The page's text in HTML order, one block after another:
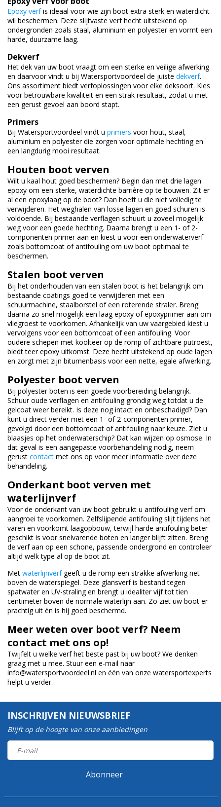
Epoxy verfis ideaal voor wie zijn boot extra sterk en waterdicht
wil beschermen. Deze slijtvaste verf hecht uitstekend op
ondergronden zoals staal, aluminium en polyester en vormt een
harde, duurzame laag.
Dekverf
Het dek van uw boot vraagt om een sterke en veilige afwerking
en daarvoor vindt u bij Watersportvoordeel de juiste dekverf.
Ons assortiment biedt verfoplossingen voor elke deksoort. Kies
voor betrouwbare kwaliteit en een strak resultaat, zodat u met
een gerust gevoel aan boord stapt.
Primers
Bij Watersportvoordeel vindt u primers voor hout, staal,
aluminium en polyester die zorgen voor optimale hechting en
een langdurig mooi resultaat.
Houten boot verven
Wilt u kaal hout goed beschermen? Begin dan met drie lagen
epoxy om een sterke, waterdichte barrière op te bouwen. Zit er
al een epoxylaag op de boot? Dan hoeft u die niet volledig te
verwijderen. Het weghalen van losse lagen en goed schuren is
voldoende. Bij bestaande verflagen schuurt u zoveel mogelijk
weg voor een goede hechting. Daarna brengt u een 1- of 2-
componenten primer aan en kiest u voor een onderwaterverf
zoals bottomcoat of antifouling om uw boot optimaal te
beschermen.
Stalen boot verven
Bij het onderhouden van een stalen boot is het belangrijk om
bestaande coatings goed te verwijderen met een
schuurmachine, staalborstel of een roterende straler. Breng
daarna zo snel mogelijk een laag epoxy of epoxyprimer aan om
vliegroest te voorkomen. Afhankelijk van uw vaargebied kiest u
vervolgens voor een bottomcoat of een antifouling. Voor
oudere schepen met koolteer op de romp of zichtbare putroest,
biedt teer epoxy uitkomst. Deze hecht uitstekend op oude lagen
en zorgt met zijn bitumenbasis voor een nette, egale afwerking.
Polyester boot verven
Bij polyester boten is een goede voorbereiding belangrijk.
Schuur oude verflagen en antifouling grondig weg totdat u de
gelcoat weer bereikt. Is deze nog intact en onbeschadigd? Dan
kunt u direct verder met een 1- of 2-componenten primer,
gevolgd door een bottomcoat of antifouling naar keuze. Ziet u
blaasjes op het onderwaterschip? Dat kan wijzen op osmose. In
dat geval is een aangepaste voorbehandeling nodig, neem
gerust contact met ons op voor meer informatie over deze
behandeling.
Onderkant boot verven met
waterlijnverf
Voor de onderkant van uw boot gebruikt u antifouling verf om
aangroei te voorkomen. Zelfslijpende antifouling slijt tijdens het
varen en voorkomt laagopbouw, terwijl harde antifouling beter
geschikt is voor snelvarende boten en langer blijft zitten. Breng
de verf aan op een schone, passende ondergrond en controleer
altijd welk type al op de boot zit.
Met waterlijnverfgeeft u de romp een strakke afwerking net
boven de waterspiegel. Deze glansverf is bestand tegen
spatwater en UV-straling en brengt u idealiter vijf tot tien
centimeter boven de normale waterlijn aan. Zo ziet uw boot er
prachtig uit én is hij goed beschermd.
Meer weten over boot verf? Neem
contact met ons op!
Twijfelt u welke verf het beste past bij uw boot? We denken
graag met u mee. Stuur een e-mail naar
info@watersportvoordeel.nl en één van onze watersportexperts
helpt u verder.
INSCHRIJVEN NIEUWSBRIEF
Blijft op de hoogte van onze aanbiedingen
Abonneer